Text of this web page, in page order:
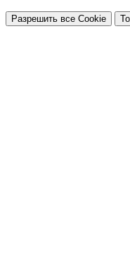
Разрешить все Cookie